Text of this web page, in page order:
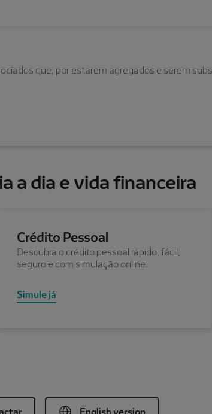
que, por estarem agregados e serem
a dia e vida financeira
Crédito Pessoal
Descubra o crédito pessoal rápido, fácil,
seguro e com simulação online.
Simule já
English version